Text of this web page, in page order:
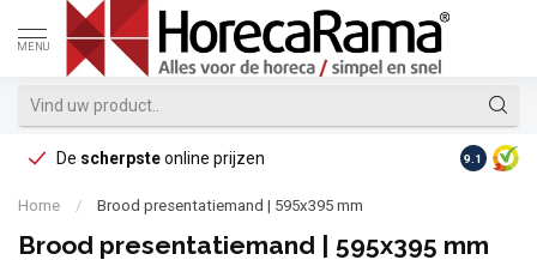
MENU
De scherpsteonline prijzen Op
9.1
Home / Brood presentatiemand | 595x395 mm
Brood presentatiemand | 595x395 mm